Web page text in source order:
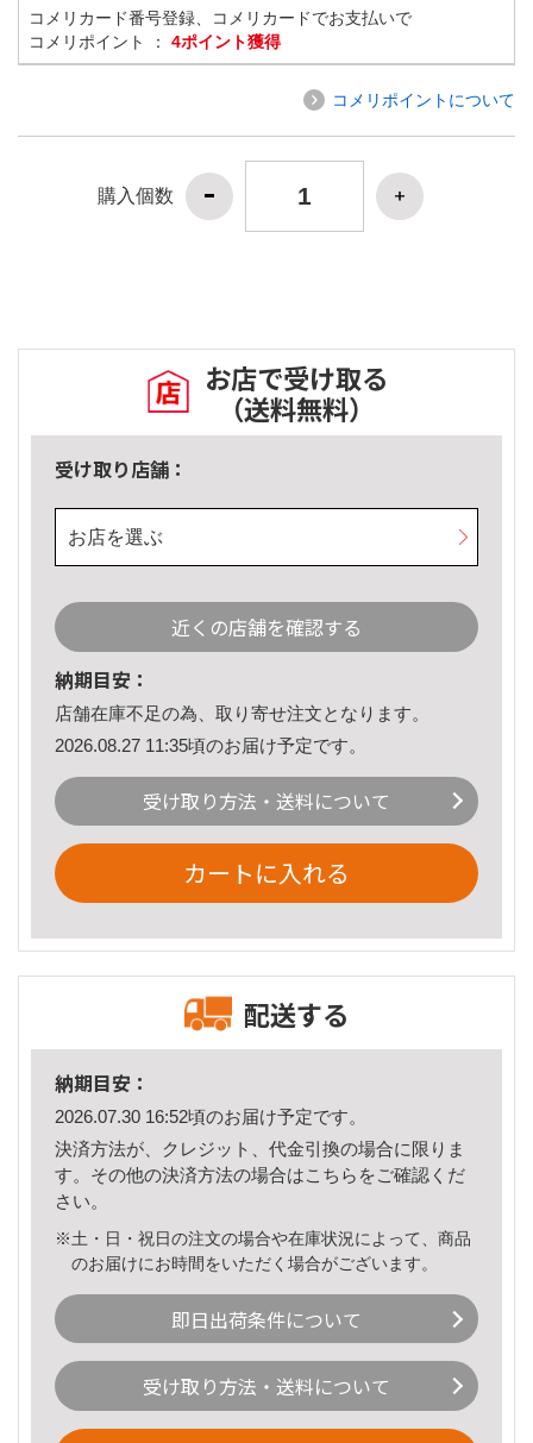
コメリカード番号登録、コメリカードでお支払いで
コメリポイント ： 4ポイント獲得
コメリポイントについて
購入個数
お店で受け取る
（送料無料）
受け取り店舗：
お店を選ぶ
近くの店舗を確認する
納期目安：
店舗在庫不足の為、取り寄せ注文となります。
2026.08.27 11:35頃のお届け予定です。
受け取り方法・送料について
カートに入れる
配送する
納期目安：
2026.07.30 16:52頃のお届け予定です。
決済方法が、クレジット、代金引換の場合に限りま
す。その他の決済方法の場合はこちら をご確認くだ
さい。
※土・日・祝日の注文の場合や在庫状況によって、商品
のお届けにお時間をいただく場合がございます。
即日出荷条件について
受け取り方法・送料について